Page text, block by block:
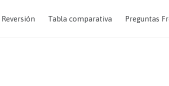
Reversión Tabla comparativa Preguntas